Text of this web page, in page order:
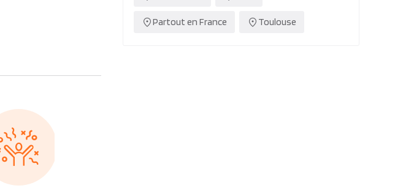
Partout en France Toulouse